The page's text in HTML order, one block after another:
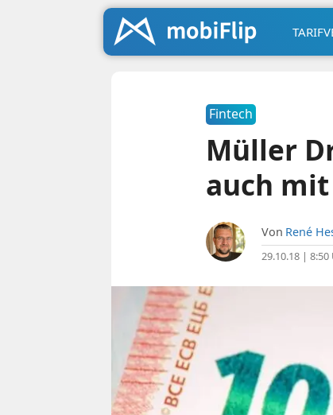
Fintech
Müller
auch
Von René
29.10.18 | 8:50